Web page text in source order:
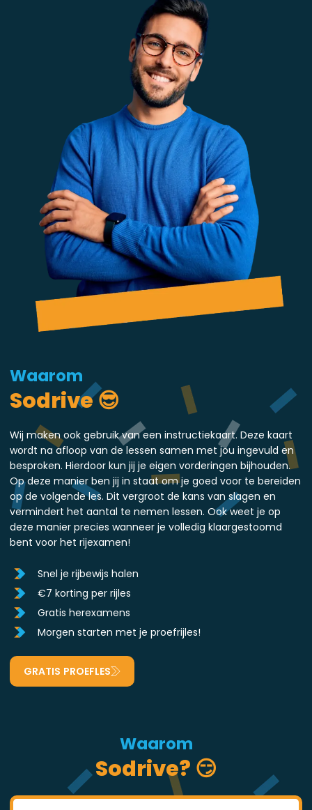
Waarom
Sodrive 😎
Wij maken ook gebruik van een instructiekaart. Deze kaart
wordt na afloop van de lessen samen met jou ingevuld en
besproken. Hierdoor kun jij je eigen vorderingen bijhouden.
Op deze manier ben jij in staat om je goed voor te bereiden
op de volgende les. Dit vergroot de kans van slagen en
vermindert het aantal te nemen lessen. Ook weet je op
deze manier precies wanneer je volledig klaargestoomd
bent voor het rijexamen!
Snel je rijbewijs halen
€7 korting per rijles
Gratis herexamens
Morgen starten met je proefrijles!
GRATIS PROEFLES
Waarom
Sodrive? 😏